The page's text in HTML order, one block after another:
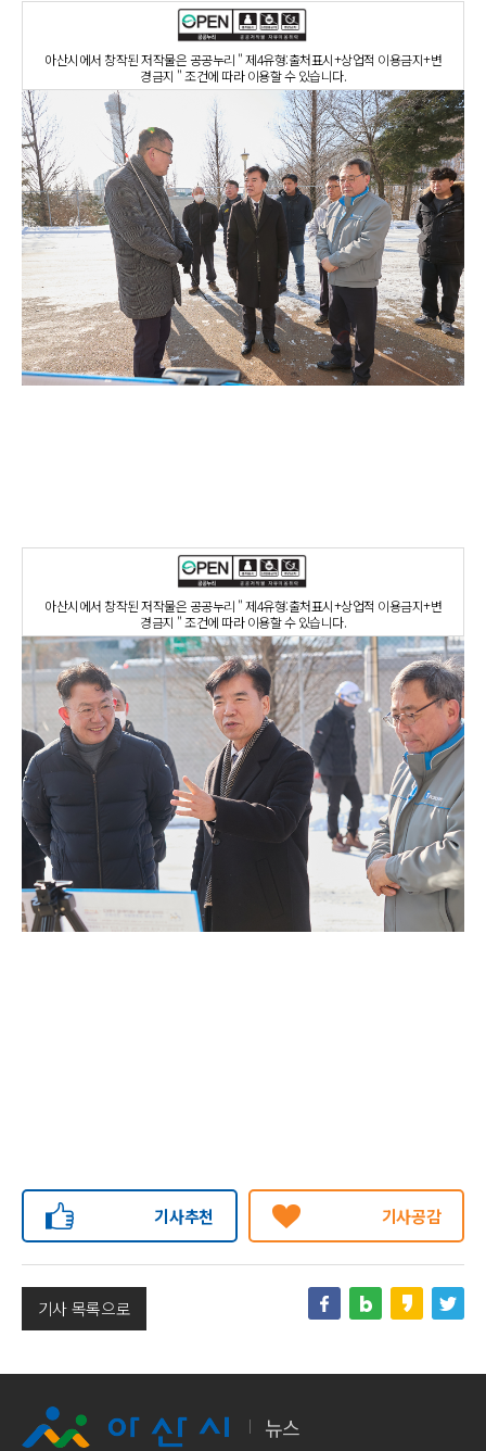
아산시에서 창작된 저작물은 공공누리 " 제4유형:출처표시+상업적 이용금지+변
경금지 " 조건에 따라 이용할 수 있습니다.
아산시에서 창작된 저작물은 공공누리 " 제4유형:출처표시+상업적 이용금지+변
경금지 " 조건에 따라 이용할 수 있습니다.
기사추천 기사공감
기사 목록으로
뉴스